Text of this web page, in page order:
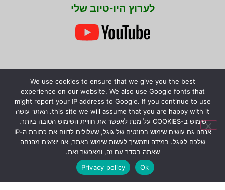
לערוץ היו-טיוב שלי
שתפו את המידע!
© כל הזכויות שמורות לירון רז. המידע המוצג באתר לא
מהווה הבטחה להצלחת גידול צמחים טורפים, אלא קווים
כלליים בלבד לגידולם.
We use cookies to ensure that we give you the best
experience on our website. We also use Google fonts that
might report your IP address to Google. If you continue to use
this site we will assume that you are happy with it. האתר עושה
שימוש ב-COOKIES על מנת לאפשר את חוויית השימוש הטובה ביותר.
אנחנו גם עושים שימוש בפונטים של גוגל, שעלולים לדווח את כתובת ה-IP
שלכם לגוגל. במידה ותמשיך לעשות שימוש באתר, אנו יוצאים מהנחה
שאתה בסדר עם זה, ומאפשר זאת.
Ok
Privacy policy